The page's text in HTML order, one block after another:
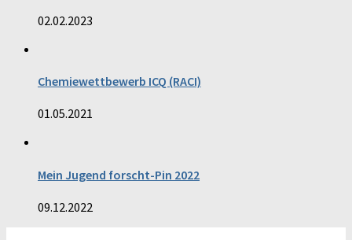
02.02.2023
Chemiewettbewerb ICQ (RACI)
01.05.2021
Mein Jugend forscht-Pin 2022
09.12.2022